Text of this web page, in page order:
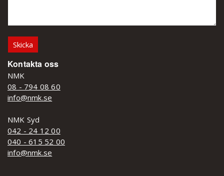
Kontakta oss
NMK
08 - 794 08 60
info@nmk.se
NMK Syd
042 - 24 12 00
040 - 615 52 00
info@nmk.se